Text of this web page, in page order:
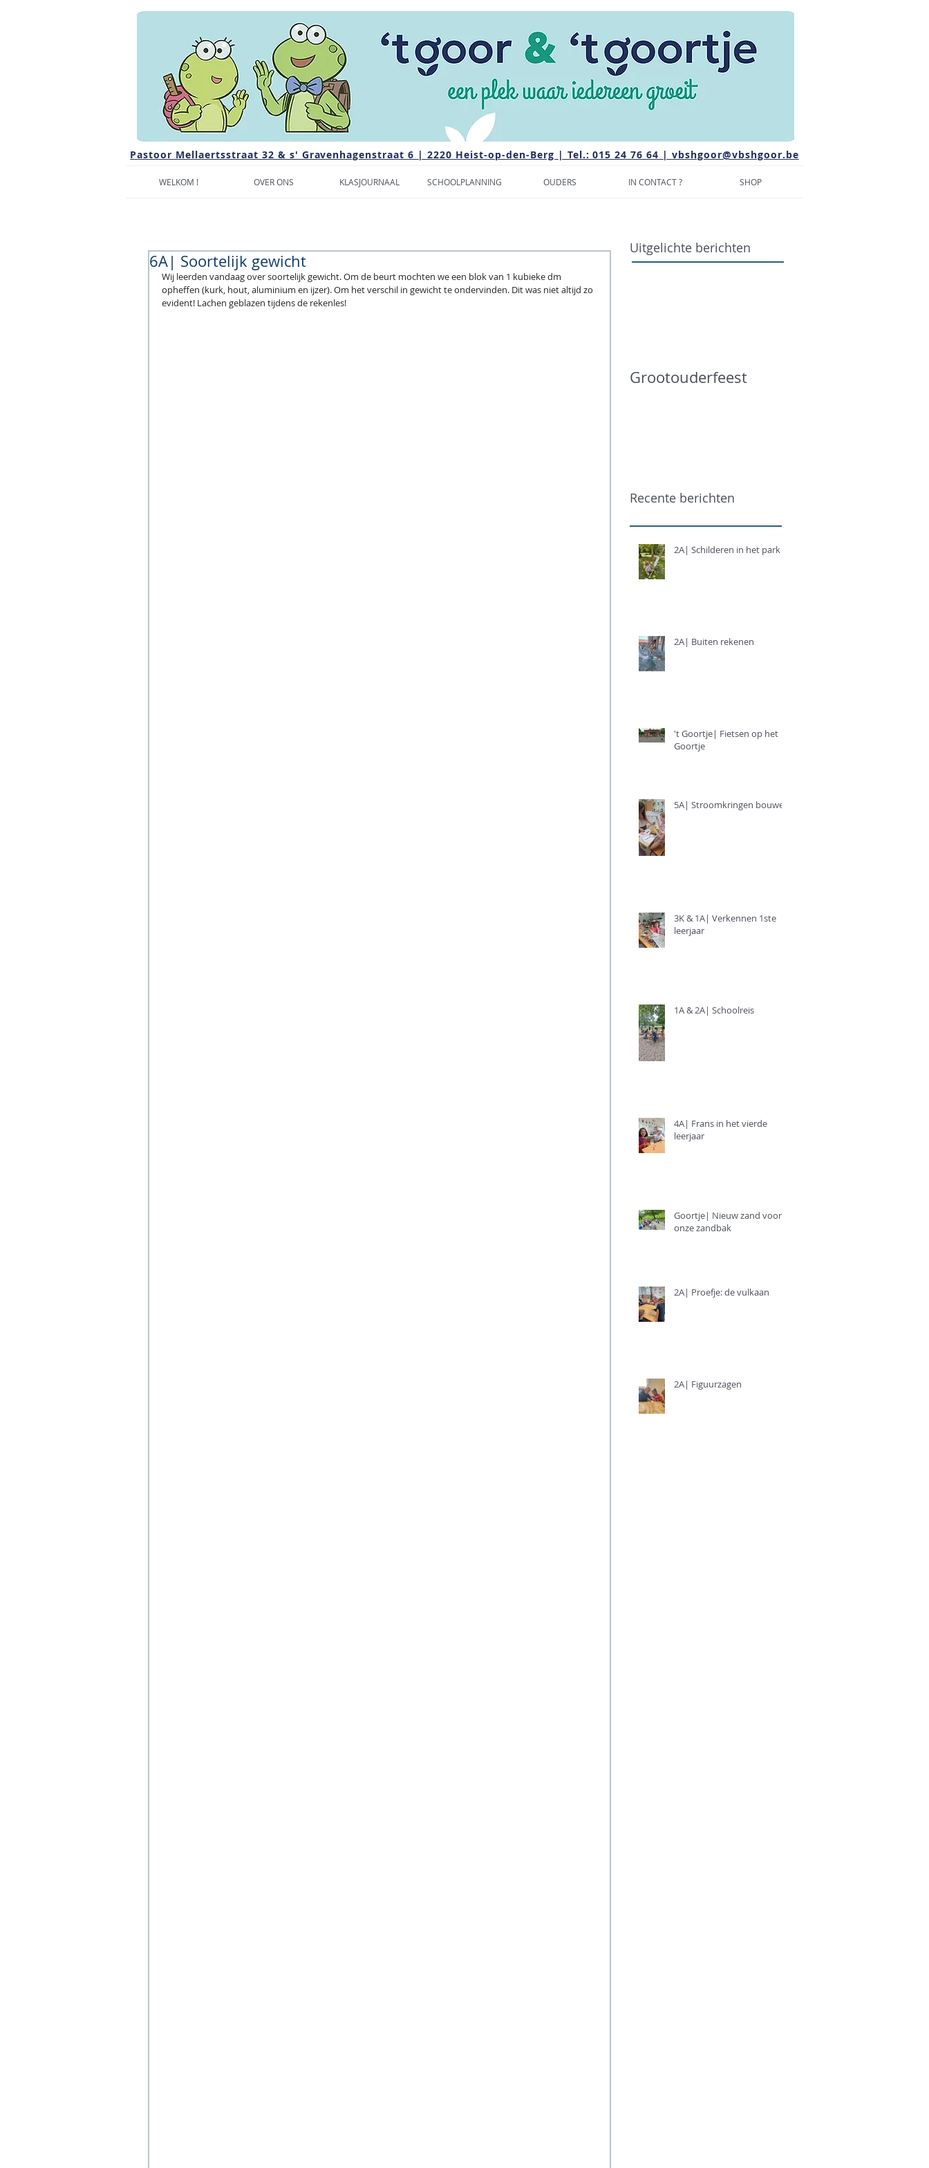
Pastoor Mellaertsstraat 32 & s' Gravenhagenstraat 6 | 2220 Heist-op-den-Berg | Tel.: 015 24 76 64 |vbshgoor@vbshgoor.be
WELKOM ! OVER ONS KLASJOURNAAL SCHOOLPLANNING OUDERS IN CONTACT ? SHOP
6A| Soortelijk gewicht
Wij leerden vandaag over soortelijk gewicht. Om de beurt mochten we een blok van 1 kubieke dm
opheffen (kurk, hout, aluminium en ijzer). Om het verschil in gewicht te ondervinden. Dit was niet altijd zo
evident! Lachen geblazen tijdens de rekenles!
Uitgelichte berichten
Grootouderfeest
Recente berichten
2A| Schilderen in het park
2A| Buiten rekenen
't Goortje| Fietsen op het
Goortje
5A| Stroomkringen bouwen
3K & 1A| Verkennen 1ste
leerjaar
1A & 2A| Schoolreis
4A| Frans in het vierde
leerjaar
Goortje| Nieuw zand voor
onze zandbak
2A| Proefje: de vulkaan
2A| Figuurzagen